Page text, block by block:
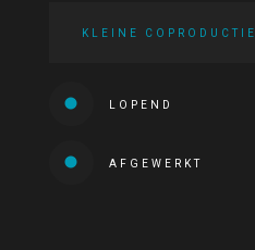
KLEINE COPRODUCTIE
LOPEND
AFGEWERKT